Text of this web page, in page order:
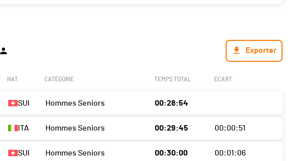
Exporter
NAT. CATÉGORIE TEMPS TOTAL ECART
SUI Hommes Seniors 00:28:54
ITA Hommes Seniors 00:29:45 00:00:51
SUI Hommes Seniors 00:30:00 00:01:06